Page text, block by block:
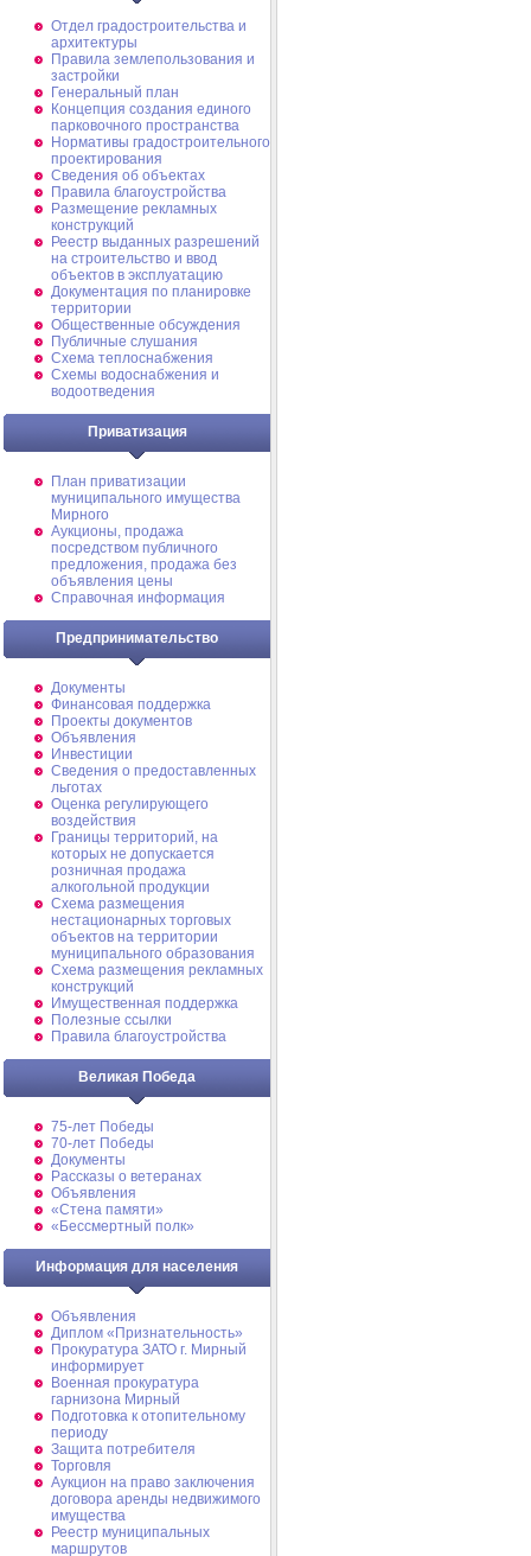
Отдел градостроительства и
архитектуры
Правила землепользования и
застройки
Генеральный план
Концепция создания единого
парковочного пространства
Нормативы градостроительного
проектирования
Сведения об объектах
Правила благоустройства
Размещение рекламных
конструкций
Реестр выданных разрешений
на строительство и ввод
объектов в эксплуатацию
Документация по планировке
территории
Общественные обсуждения
Публичные слушания
Схема теплоснабжения
Схемы водоснабжения и
водоотведения
Приватизация
План приватизации
муниципального имущества
Мирного
Аукционы, продажа
посредством публичного
предложения, продажа без
объявления цены
Справочная информация
Предпринимательство
Документы
Финансовая поддержка
Проекты документов
Объявления
Инвестиции
Сведения о предоставленных
льготах
Оценка регулирующего
воздействия
Границы территорий, на
которых не допускается
розничная продажа
алкогольной продукции
Схема размещения
нестационарных торговых
объектов на территории
муниципального образования
Схема размещения рекламных
конструкций
Имущественная поддержка
Полезные ссылки
Правила благоустройства
Великая Победа
75-лет Победы
70-лет Победы
Документы
Рассказы о ветеранах
Объявления
«Стена памяти»
«Бессмертный полк»
Информация для населения
Объявления
Диплом «Признательность»
Прокуратура ЗАТО г. Мирный
информирует
Военная прокуратура
гарнизона Мирный
Подготовка к отопительному
периоду
Защита потребителя
Торговля
Аукцион на право заключения
договора аренды недвижимого
имущества
Реестр муниципальных
маршрутов